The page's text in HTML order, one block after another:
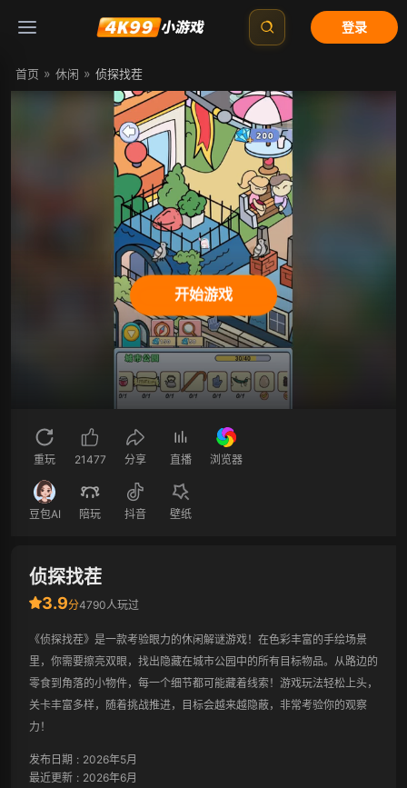
登录
首页 » 休闲 » 侦探找茬
开始游戏
重玩 21477 分享 直播 浏览器
豆包AI 陪玩 抖音 壁纸
侦探找茬
3.9分4790人玩过
《侦探找茬》是一款考验眼力的休闲解谜游戏！在色彩丰富的手绘场景
里，你需要擦亮双眼，找出隐藏在城市公园中的所有目标物品。从路边的
零食到角落的小物件，每一个细节都可能藏着线索！游戏玩法轻松上头，
关卡丰富多样，随着挑战推进，目标会越来越隐蔽，非常考验你的观察
力！
发布日期 : 2026年5月
最近更新 : 2026年6月